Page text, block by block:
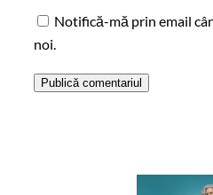
Notifică-mă prin email
noi.